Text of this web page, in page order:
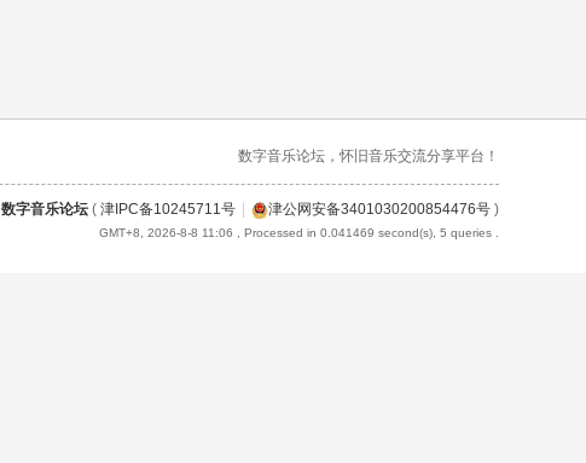
数字音乐论坛，怀旧音乐交流分享平台！
数字音乐论坛 ( 津IPC备10245711号 津公网安备3401030200854476号 )
GMT+8, 2026-8-8 11:06 , Processed in 0.041469 second(s), 5 queries .